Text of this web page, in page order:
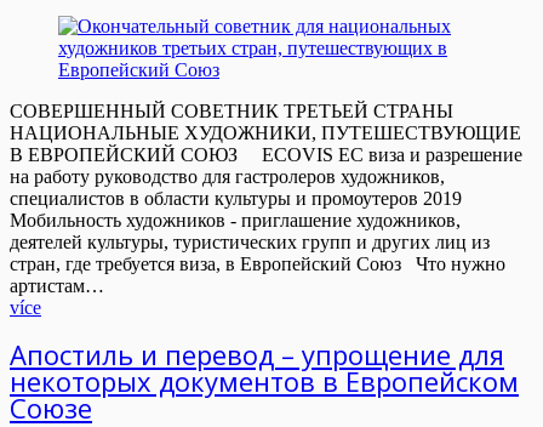
СОВЕРШЕННЫЙ СОВЕТНИК ТРЕТЬЕЙ СТРАНЫ
НАЦИОНАЛЬНЫЕ ХУДОЖНИКИ, ПУТЕШЕСТВУЮЩИЕ
В ЕВРОПЕЙСКИЙ СОЮЗ ECOVIS ЕС виза и разрешение
на работу руководство для гастролеров художников,
специалистов в области культуры и промоутеров 2019
Мобильность художников - приглашение художников,
деятелей культуры, туристических групп и других лиц из
стран, где требуется виза, в Европейский Союз Что нужно
артистам…
více
Апостиль и перевод – упрощение для
некоторых документов в Европейском
Союзе